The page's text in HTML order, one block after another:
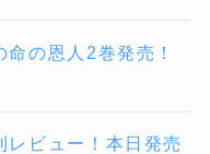
命の恩人2巻発売！
レビュー！本日発売